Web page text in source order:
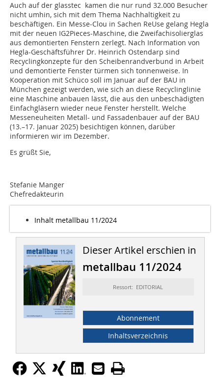
Auch auf der glasstec kamen die nur rund 32.000 Besucher
nicht umhin, sich mit dem Thema Nachhaltigkeit zu
beschäftigen. Ein Messe-Clou in Sachen ReUse gelang Hegla
mit der neuen IG2Pieces-Maschine, die Zweifachisolierglas
aus demontierten Fenstern zerlegt. Nach Information von
Hegla-Geschäftsführer Dr. Heinrich Ostendarp sind
Recyclingkonzepte für den Scheibenrandverbund in Arbeit
und demontierte Fenster türmen sich tonnenweise. In
Kooperation mit Schüco soll im Januar auf der BAU in
München gezeigt werden, wie sich an diese Recyclinglinie
eine Maschine anbauen lässt, die aus den unbeschädigten
Einfachgläsern wieder neue Fenster herstellt. Welche
Messeneuheiten Metall- und Fassadenbauer auf der BAU
(13.–17. Januar 2025) besichtigen können, darüber
informieren wir im Dezember.
Es grüßt Sie,
Stefanie Manger
Chefredakteurin
Inhalt metallbau 11/2024
Dieser Artikel erschien in
metallbau 11/2024
Ressort: EDITORIAL
Abonnement
Inhaltsverzeichnis